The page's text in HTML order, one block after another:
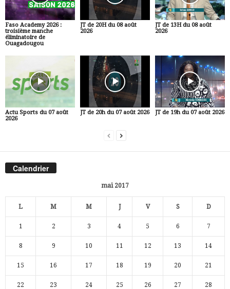
Faso Academy 2026 :
troisième manche
éliminatoire de
Ouagadougou
JT de 20H du 08 août
2026
JT de 13H du 08 août
2026
Actu Sports du 07 août
2026
JT de 20h du 07 août 2026 JT de 19h du 07 août 2026
Calendrier
mai 2017
L M M J V S D
1 2 3 4 5 6 7
8 9 10 11 12 13 14
15 16 17 18 19 20 21
22 23 24 25 26 27 28